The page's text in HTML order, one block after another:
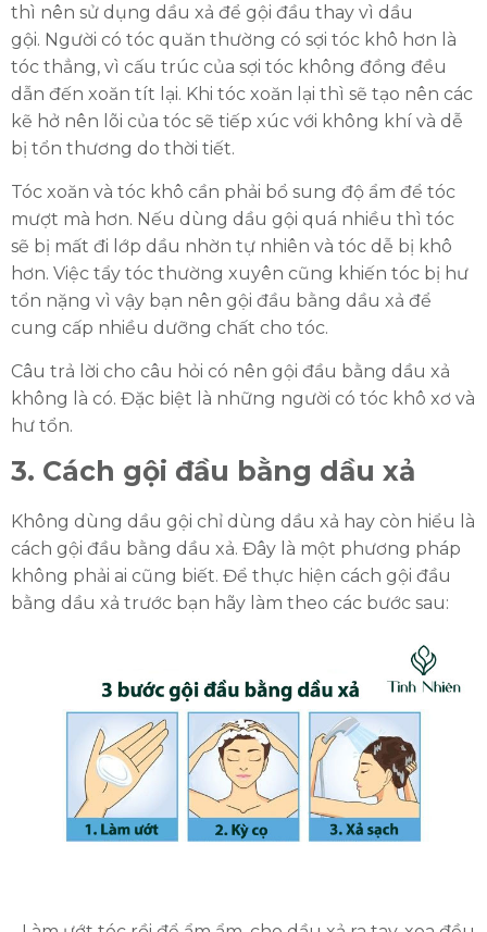
thì nên sử dụng dầu xả để gội đầu thay vì dầu
gội. Người có tóc quăn thường có sợi tóc khô hơn là
tóc thẳng, vì cấu trúc của sợi tóc không đồng đều
dẫn đến xoăn tít lại. Khi tóc xoăn lại thì sẽ tạo nên các
kẽ hở nên lõi của tóc sẽ tiếp xúc với không khí và dễ
bị tổn thương do thời tiết.
Tóc xoăn và tóc khô cần phải bổ sung độ ẩm để tóc
mượt mà hơn. Nếu dùng dầu gội quá nhiều thì tóc
sẽ bị mất đi lớp dầu nhờn tự nhiên và tóc dễ bị khô
hơn. Việc tẩy tóc thường xuyên cũng khiến tóc bị hư
tổn nặng vì vậy bạn nên gội đầu bằng dầu xả để
cung cấp nhiều dưỡng chất cho tóc.
Câu trả lời cho câu hỏi có nên gội đầu bằng dầu xả
không là có. Đặc biệt là những người có tóc khô xơ và
hư tổn.
3. Cách gội đầu bằng dầu xả
Không dùng dầu gội chỉ dùng dầu xả hay còn hiểu là
cách gội đầu bằng dầu xả. Đây là một phương pháp
không phải ai cũng biết. Để thực hiện cách gội đầu
bằng dầu xả trước bạn hãy làm theo các bước sau: